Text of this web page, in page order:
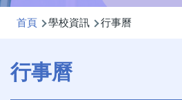
導
連
結
首頁 學校資訊 行事曆
行事曆